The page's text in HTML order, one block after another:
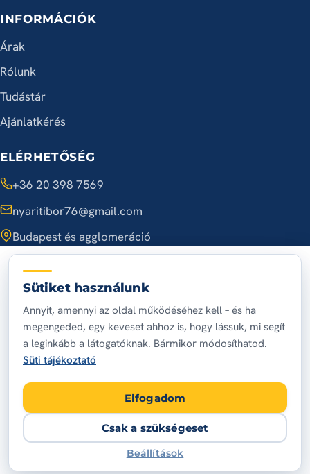
INFORMÁCIÓK
Árak
Rólunk
Tudástár
Ajánlatkérés
ELÉRHETŐSÉG
+36 20 398 7569
nyaritibor76@gmail.com
Budapest és agglomeráció
© 2026 Nyári Tibor villanybojler szerelő
AdatvédelemImpresszumSütik
Süti-beállítások
Készítette:Kreatívoldal
Sütiket használunk
Annyit, amennyi az oldal működéséhez kell – és ha
megengeded, egy keveset ahhoz is, hogy lássuk, mi segít
a leginkább a látogatóknak. Bármikor módosíthatod.
Süti tájékoztató
Beállítások
Csak a szükségeset
Elfogadom